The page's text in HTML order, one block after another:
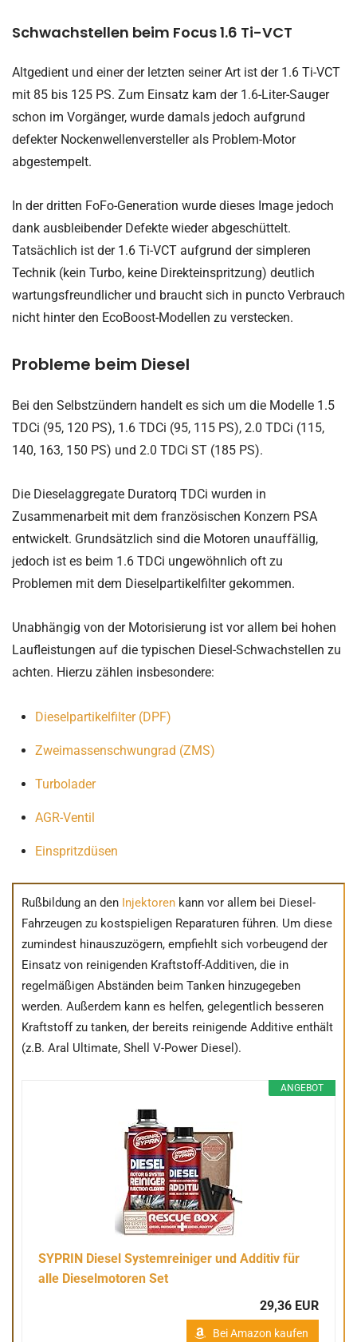
Schwachstellen beim Focus 1.6 Ti-VCT
Altgedient und einer der letzten seiner Art ist der 1.6 Ti-VCT
mit 85 bis 125 PS. Zum Einsatz kam der 1.6-Liter-Sauger
schon im Vorgänger, wurde damals jedoch aufgrund
defekter Nockenwellenversteller als Problem-Motor
abgestempelt.
In der dritten FoFo-Generation wurde dieses Image jedoch
dank ausbleibender Defekte wieder abgeschüttelt.
Tatsächlich ist der 1.6 Ti-VCT aufgrund der simpleren
Technik (kein Turbo, keine Direkteinspritzung) deutlich
wartungsfreundlicher und braucht sich in puncto Verbrauch
nicht hinter den EcoBoost-Modellen zu verstecken.
Probleme beim Diesel
Bei den Selbstzündern handelt es sich um die Modelle 1.5
TDCi (95, 120 PS), 1.6 TDCi (95, 115 PS), 2.0 TDCi (115,
140, 163, 150 PS) und 2.0 TDCi ST (185 PS).
Die Dieselaggregate Duratorq TDCi wurden in
Zusammenarbeit mit dem französischen Konzern PSA
entwickelt. Grundsätzlich sind die Motoren unauffällig,
jedoch ist es beim 1.6 TDCi ungewöhnlich oft zu
Problemen mit dem Dieselpartikelfilter gekommen.
Unabhängig von der Motorisierung ist vor allem bei hohen
Laufleistungen auf die typischen Diesel-Schwachstellen zu
achten. Hierzu zählen insbesondere:
Dieselpartikelfilter (DPF)
Zweimassenschwungrad (ZMS)
Turbolader
AGR-Ventil
Einspritzdüsen
Rußbildung an den Injektoren kann vor allem bei Diesel-
Fahrzeugen zu kostspieligen Reparaturen führen. Um diese
zumindest hinauszuzögern, empfiehlt sich vorbeugend der
Einsatz von reinigenden Kraftstoff-Additiven, die in
regelmäßigen Abständen beim Tanken hinzugegeben
werden. Außerdem kann es helfen, gelegentlich besseren
Kraftstoff zu tanken, der bereits reinigende Additive enthält
(z.B. Aral Ultimate, Shell V-Power Diesel).
ANGEBOT
SYPRIN Diesel Systemreiniger und Additiv für
alle Dieselmotoren Set
29,36 EUR
Bei Amazon kaufen